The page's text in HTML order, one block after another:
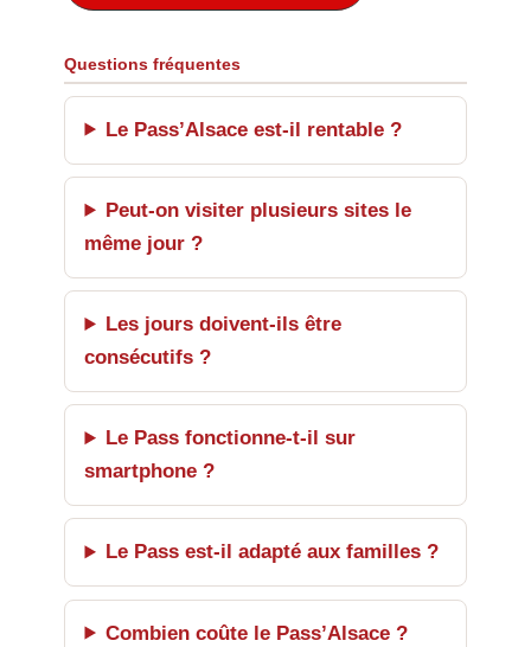
Questions fréquentes
Le Pass’Alsace est-il rentable ?
Peut-on visiter plusieurs sites le
même jour ?
Les jours doivent-ils être
consécutifs ?
Le Pass fonctionne-t-il sur
smartphone ?
Le Pass est-il adapté aux familles ?
Combien coûte le Pass’Alsace ?